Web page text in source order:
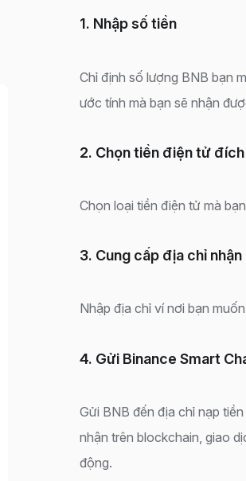
1. Nhập số tiền
Chỉ định số lượng BNB bạn
ước tính mà bạn sẽ nhận
2. Chọn tiền điện tử đích
Chọn loại tiền điện tử mà
3. Cung cấp địa chỉ nhận
Nhập địa chỉ ví nơi bạn
4. Gửi Binance Smart
Gửi BNB đến địa chỉ nạp
nhận trên blockchain, giao
động.